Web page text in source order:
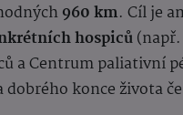
960 km. Cíl je
hospiců
a Centrum paliativní
konce života